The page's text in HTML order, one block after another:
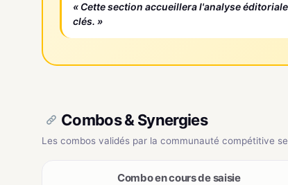
« Cette section accueillera l'analyse
clés. »
Combos & Synergies
Les combos validés par la communauté compétitive
Combo en cours de saisie